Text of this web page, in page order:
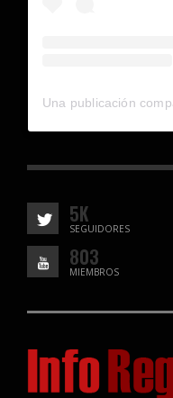
5K
SEGUIDORES
803
MIEMBROS